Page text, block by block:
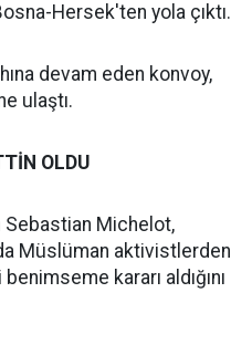
Hersek'ten yola çıktı.
devam eden konvoy,
ulaştı.
OLDU
Sebastian Michelot,
Müslüman aktivistlerden
kararı aldığını